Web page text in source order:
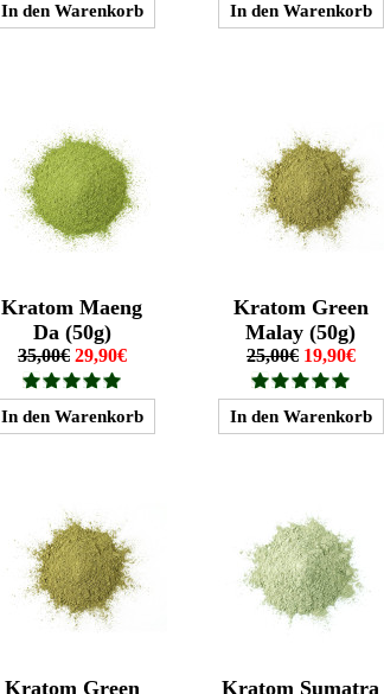
Kratom Maeng
Da (50g)
35,00€ 29,90€
Kratom Green
Malay (50g)
25,00€ 19,90€
Kratom Green Kratom Sumatra